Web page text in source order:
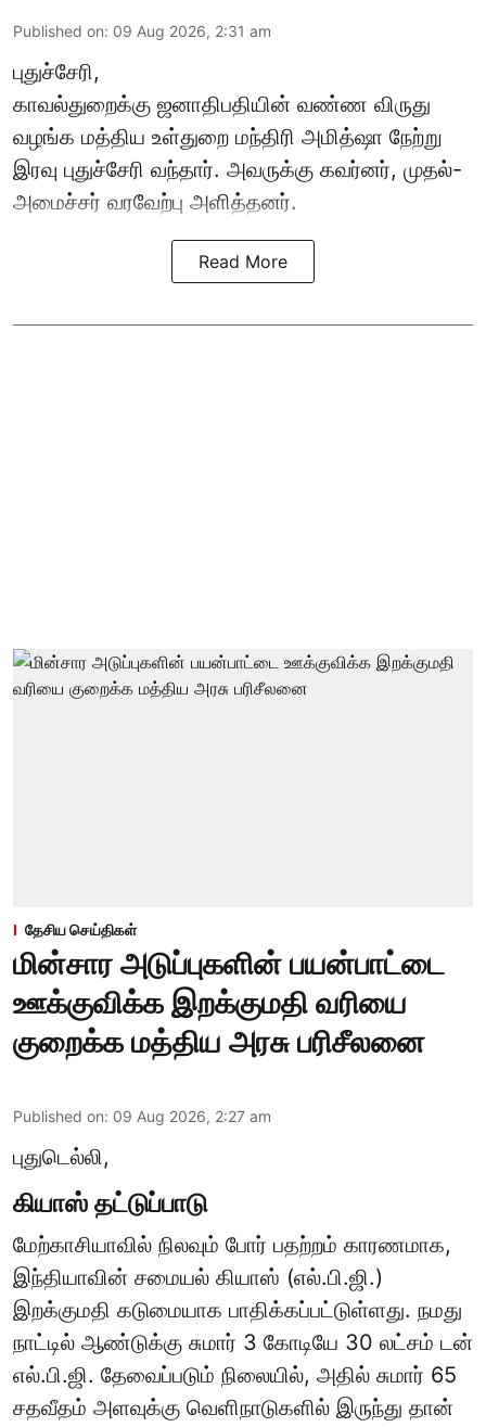
Published on: 09 Aug 2026, 2:31 am
புதுச்சேரி,
காவல்துறைக்கு ஜனாதிபதியின் வண்ண விருது
வழங்க மத்திய உள்துறை மந்திரி அமித்ஷா நேற்று
இரவு புதுச்சேரி வந்தார். அவருக்கு கவர்னர், முதல்-
அமைச்சர் வரவேற்பு அளித்தனர்.
Read More
தேசிய செய்திகள்
மின்சார அடுப்புகளின் பயன்பாட்டை
ஊக்குவிக்க இறக்குமதி வரியை
குறைக்க மத்திய அரசு பரிசீலனை
Published on: 09 Aug 2026, 2:27 am
புதுடெல்லி,
கியாஸ் தட்டுப்பாடு
மேற்காசியாவில் நிலவும் போர் பதற்றம் காரணமாக,
இந்தியாவின் சமையல் கியாஸ் (எல்.பி.ஜி.)
இறக்குமதி கடுமையாக பாதிக்கப்பட்டுள்ளது. நமது
நாட்டில் ஆண்டுக்கு சுமார் 3 கோடியே 30 லட்சம் டன்
எல்.பி.ஜி. தேவைப்படும் நிலையில், அதில் சுமார் 65
சதவீதம் அளவுக்கு வெளிநாடுகளில் இருந்து தான்